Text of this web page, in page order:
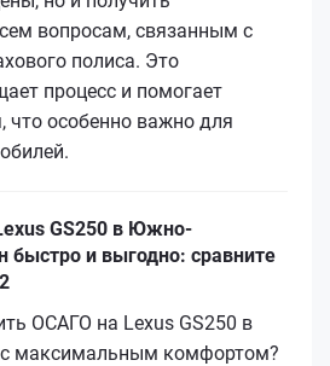
вопросам, связанным с
полиса. Это
процесс и помогает
что особенно важно для
GS250 в Южно-
быстро и выгодно: сравните
ОСАГО на Lexus GS250 в
максимальным комфортом?